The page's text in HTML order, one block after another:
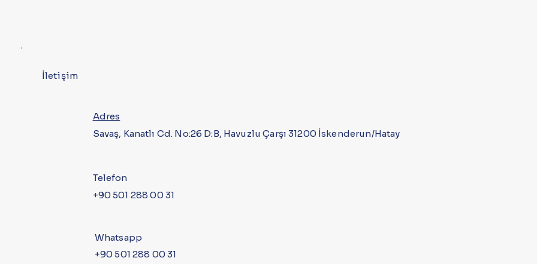
Adres
Savaş, Kanatlı Cd. No:26 D:B, Havuzlu Çarşı 31200 İskenderun/Hatay
İletişim
Telefon
+90 501 288 00 31
Whatsapp
+90 501 288 00 31